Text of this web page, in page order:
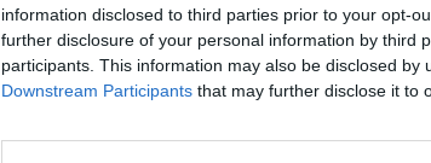
information disclosed to third parties prior to your opt-
further disclosure of your personal information by third
participants. This information may also be disclosed by
Downstream Participants that may further disclose it to